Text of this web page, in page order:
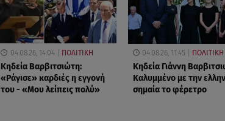
04.08.26, 14:04 ΠΟΛΙΤΙΚΗ
Κηδεία Βαρβιτσιώτη:
«Ράγισε» καρδιές η εγγονή
του - «Μου λείπεις πολύ»
04.08.26, 11:45 ΠΟΛΙΤΙΚΗ
Κηδεία Γιάννη
Καλυμμένο με την
σημαία το φέρετρο